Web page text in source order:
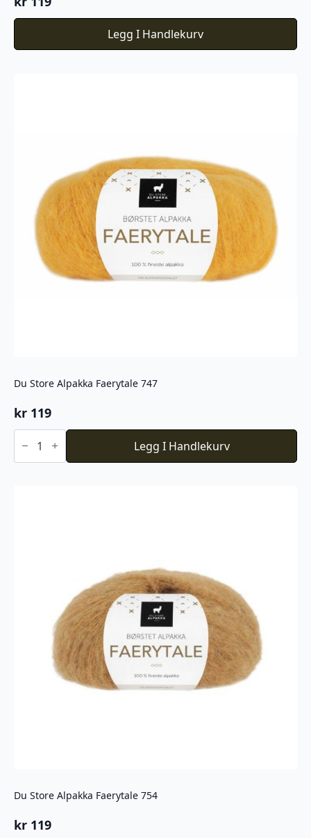
Legg I Handlekurv
Du Store Alpakka Faerytale 747
kr 119
Du
Store
Faerytale
Legg I Handlekurv
Du Store Alpakka Faerytale 754
kr 119